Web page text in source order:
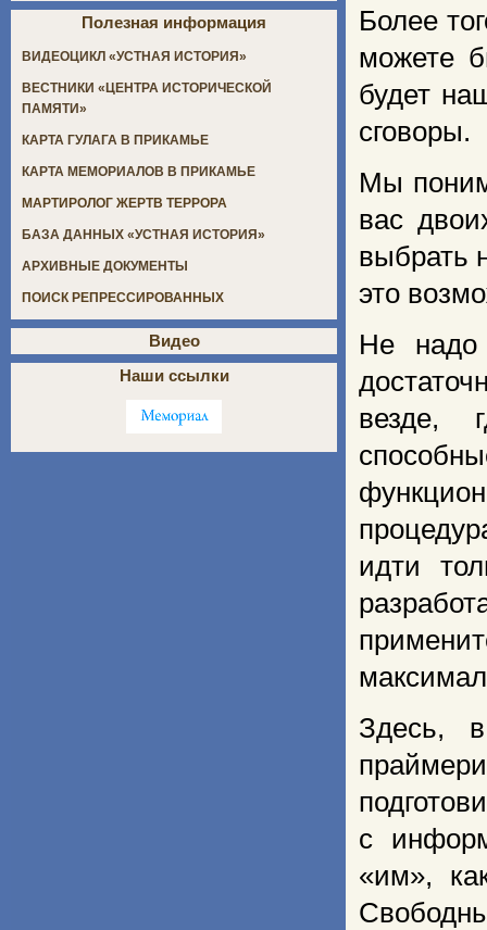
Более
можете
будет
сговоры.
Мы
вас
выбрать
это
Не надо
везде,
идти
Здесь,
с
«им»,
Полезная информация
ВИДЕОЦИКЛ «УСТНАЯ ИСТОРИЯ»
ВЕСТНИКИ «ЦЕНТРА ИСТОРИЧЕСКОЙ
ПАМЯТИ»
КАРТА ГУЛАГА В ПРИКАМЬЕ
КАРТА МЕМОРИАЛОВ В ПРИКАМЬЕ
МАРТИРОЛОГ ЖЕРТВ ТЕРРОРА
БАЗА ДАННЫХ «УСТНАЯ ИСТОРИЯ»
АРХИВНЫЕ ДОКУМЕНТЫ
ПОИСК РЕПРЕССИРОВАННЫХ
Видео
Наши ссылки